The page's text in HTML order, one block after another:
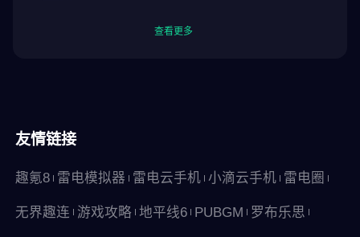
查看更多
友情链接
趣氪8 雷电模拟器 雷电云手机 小滴云手机 雷电圈
无界趣连 游戏攻略 地平线6 PUBGM 罗布乐思